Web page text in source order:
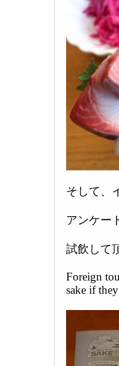
そして、
アンケー
試飲して
Foreign
sake if